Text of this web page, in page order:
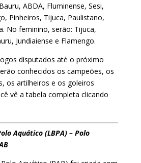
ABDA, Fluminense, Sesi,
Pinheiros, Tijuca, Paulistano,
No feminino, serão: Tijuca,
Jundiaiense e Flamengo.
disputados até o próximo
conhecidos os campeões, os
os artilheiros e os goleiros
vê a tabela completa clicando
Aquático (LBPA) – Polo